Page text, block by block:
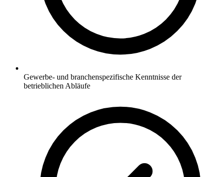
Gewerbe- und branchenspezifische Kenntnisse der
betrieblichen Abläufe